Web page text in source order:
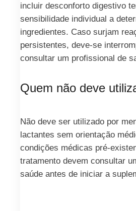
incluir desconforto digestivo
sensibilidade individual a
ingredientes. Caso surjam
persistentes, deve‑se
consultar um profissional de
Quem não deve
Não deve ser utilizado por
lactantes sem orientação
condições médicas
tratamento devem consultar
saúde antes de iniciar a